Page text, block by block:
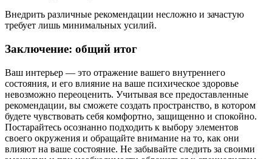
Внедрить различные рекомендации несложно и зачастую
требует лишь минимальных усилий.
Заключение: общий итог
Ваш интерьер — это отражение вашего внутреннего
состояния, и его влияние на ваше психическое здоровье
невозможно переоценить. Учитывая все предоставленные
рекомендации, вы сможете создать пространство, в котором
будете чувствовать себя комфортно, защищенно и спокойно.
Постарайтесь осознанно подходить к выбору элементов
своего окружения и обращайте внимание на то, как они
влияют на ваше состояние. Не забывайте следить за своими